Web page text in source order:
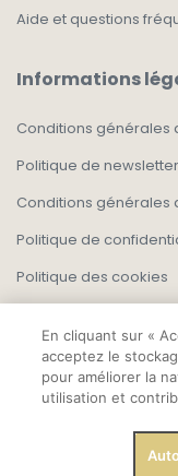
Aide et questions
Informations
Conditions générales
Politique de newsletter
Conditions générales
Politique de
Politique des cookies
En cliquant sur «
acceptez le
pour améliorer la
utilisation et